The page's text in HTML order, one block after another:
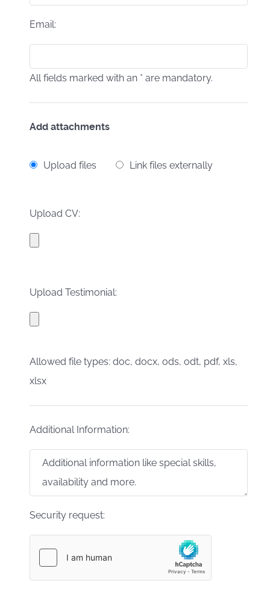
Email:
All fields marked with an * are mandatory.
Add attachments
Upload files Link files externally
Upload CV:
Upload Testimonial:
Allowed file types: doc, docx, ods, odt, pdf, xls,
xlsx
Additional Information:
Security request: